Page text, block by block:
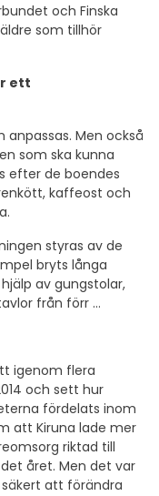
och Finska
som tillhör
ett
Men också
som ska kunna
efter de boendes
kaffeost och
styras av de
bryts långa
av gungstolar,
från förr …
igenom flera
och sett hur
fördelats inom
att Kiruna lade mer
riktad till
året. Men det var
att förändra